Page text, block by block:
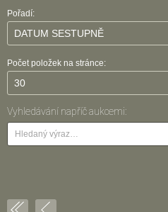
Pořadí:
Počet položek na stránce:
Vyhledávání napříč aukcemi: